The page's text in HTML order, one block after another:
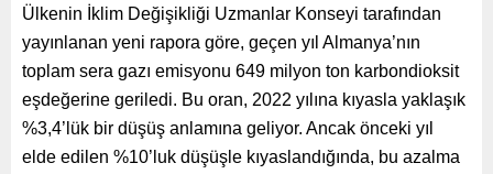
Ülkenin İklim Değişikliği Uzmanlar Konseyi tarafından
yayınlanan yeni rapora göre, geçen yıl Almanya’nın
toplam sera gazı emisyonu 649 milyon ton karbondioksit
eşdeğerine geriledi. Bu oran, 2022 yılına kıyasla yaklaşık
%3,4’lük bir düşüş anlamına geliyor. Ancak önceki yıl
elde edilen %10’luk düşüşle kıyaslandığında, bu azalma